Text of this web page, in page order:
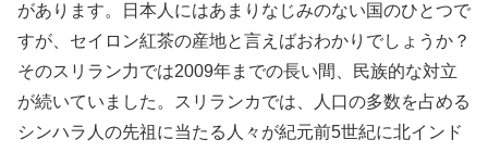
があります。日本人にはあまりなじみのない国のひとつで
すが、セイロン紅茶の産地と言えばおわかりでしょうか？
そのスリラン力では2009年までの長い間、民族的な対立
が続いていました。スリランカでは、人口の多数を占める
シンハラ人の先祖に当たる人々が紀元前5世紀に北インド